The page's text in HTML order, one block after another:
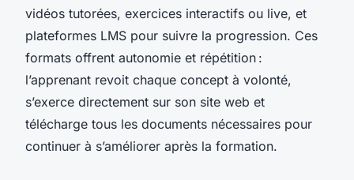
vidéos tutorées, exercices interactifs ou live, et
plateformes LMS pour suivre la progression. Ces
formats offrent autonomie et répétition :
l’apprenant revoit chaque concept à volonté,
s’exerce directement sur son site web et
télécharge tous les documents nécessaires pour
continuer à s’améliorer après la formation.